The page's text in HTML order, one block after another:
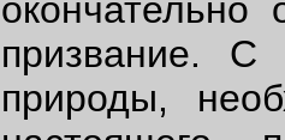
окончательно
призвание. С
природы,